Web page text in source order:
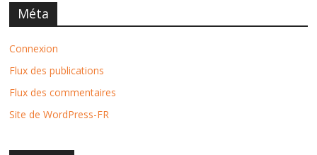
Méta
Connexion
Flux des publications
Flux des commentaires
Site de WordPress-FR